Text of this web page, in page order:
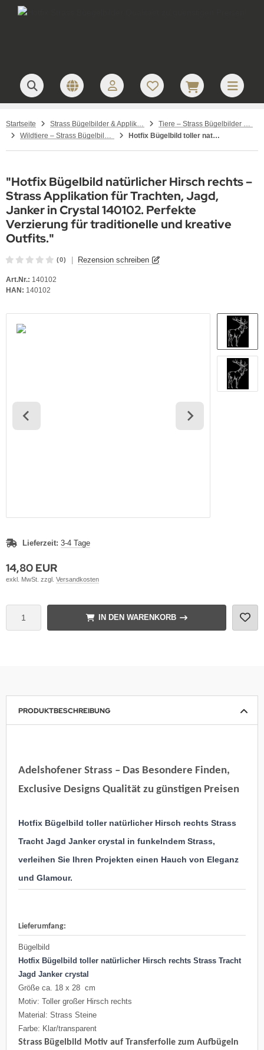
Startseite Strass Bügelbilder & Applikationen zum Aufbügeln
Tiere – Strass Bügelbilder & Motive
Wildtiere – Strass Bügelbilder & Motive
Hotfix Bügelbild toller natürlicher Hirsch rechts Strass Tracht Jagd Janker crystal 140102
"Hotfix Bügelbild natürlicher Hirsch rechts –
Strass Applikation für Trachten, Jagd,
Janker in Crystal 140102. Perfekte
Verzierung für traditionelle und kreative
Outfits."
(0) Rezension schreiben
Art.Nr.: 140102
HAN: 140102
Lieferzeit: 3-4 Tage
14,80 EUR
exkl. MwSt. zzgl. Versandkosten
IN DEN WARENKORB
PRODUKTBESCHREIBUNG
Adelshofener Strass – Das Besondere Finden,
Exclusive Designs Qualität zu günstigen Preisen
Hotfix Bügelbild toller natürlicher Hirsch rechts Strass
Tracht Jagd Janker crystal in funkelndem Strass,
verleihen Sie Ihren Projekten einen Hauch von Eleganz
und Glamour.
Lieferumfang:
Bügelbild
Hotfix Bügelbild toller natürlicher Hirsch rechts Strass Tracht
Jagd Janker crystal
Größe ca. 18 x 28 cm
Motiv: Toller großer Hirsch rechts
Material: Strass Steine
Farbe: Klar/transparent
Strass Bügelbild Motiv auf Transferfolie zum Aufbügeln